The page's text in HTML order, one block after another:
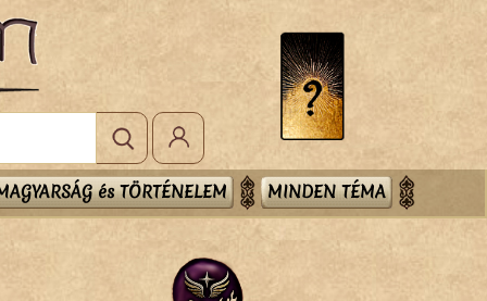
és TÖRTÉNELEM MINDEN TÉMA